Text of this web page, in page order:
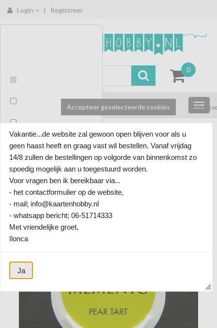
Login | Registreer
0
Merken/ Tsukineko
om
bezoek
te
slaan
geen
persoonlijke
gegevens
op.
Marketing
Accepteer geselecteerde cookies Weiger
Vakantie...de website zal gewoon open blijven voor als u
geen haast heeft en graag vast wil bestellen. Vanaf vrijdag
14/8 zullen de bestellingen op volgorde van binnenkomst zo
spoedig mogelijk aan u toegestuurd worden.
Voor vragen ben ik bereikbaar via...
- het contactformulier op de website,
- mail; info@kaartenhobby.nl
- whatsapp bericht; 06-51714333
Met vriendelijke groet,
Ilonca
Ja